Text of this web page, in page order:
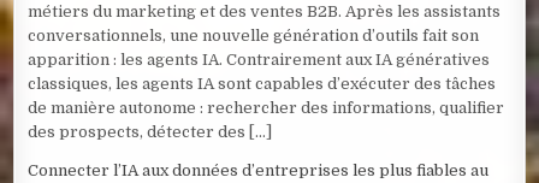
métiers du marketing et des ventes B2B. Après les assistants
conversationnels, une nouvelle génération d’outils fait son
apparition : les agents IA. Contrairement aux IA génératives
classiques, les agents IA sont capables d’exécuter des tâches
de manière autonome : rechercher des informations, qualifier
des prospects, détecter des […]
Connecter l’IA aux données d’entreprises les plus fiables au